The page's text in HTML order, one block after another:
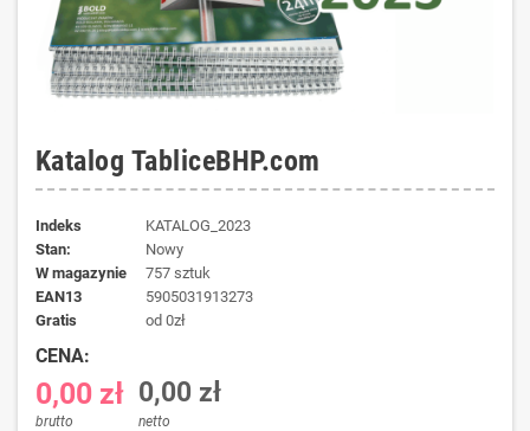
Katalog TabliceBHP.com
Indeks
KATALOG_2023
Stan:
Nowy
W magazynie
757 sztuk
EAN13
5905031913273
gratis
od 0zł
CENA:
0,00 zł
brutto
0,00 zł
netto